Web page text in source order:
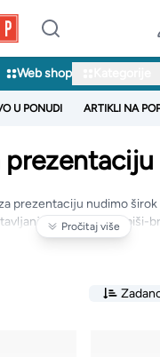
Web shop
U PONUDI ARTIKLI NA
prezentaciju nudimo širok
ideja — table piši-
Idealno za sastanke,
omogućavaju jasnu
Pročitaj više